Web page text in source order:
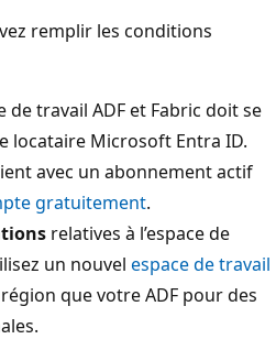
remplir les conditions
de travail ADF et Fabric doit se
locataire Microsoft Entra ID.
avec un abonnement actif
gratuitement.
relatives à l’espace de
un nouvel espace de travail
que votre ADF pour des